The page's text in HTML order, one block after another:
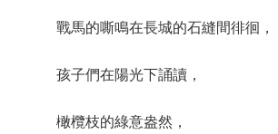
戰馬的嘶鳴在長城的石縫間徘徊，
孩子們在陽光下誦讀，
橄欖枝的綠意盎然，